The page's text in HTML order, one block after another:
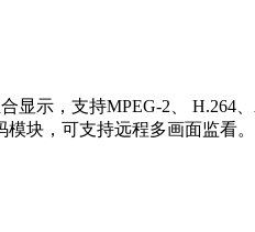
示，支持MPEG-2、 H.264
块，可支持远程多画面监看